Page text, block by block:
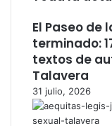
El Paseo de
terminado:
textos de
Talavera
31 julio, 2026